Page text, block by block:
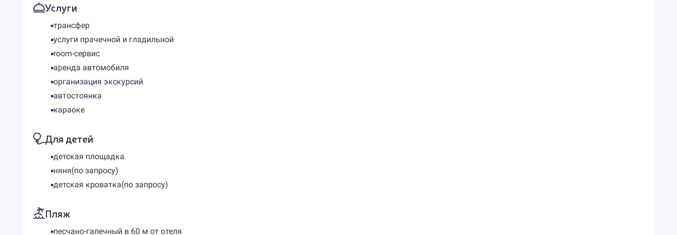
Услуги
трансфер
услуги прачечной и гладильной
room-сервис
аренда автомобиля
организация экскурсий
автостоянка
караоке
Для детей
детская площадка
няня(по запросу)
детская кроватка(по запросу)
Пляж
песчано-галечный в 60 м от отеля